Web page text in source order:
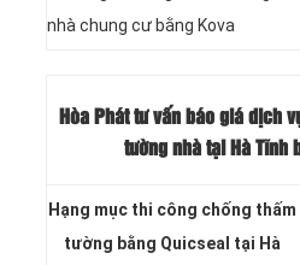
nhà chung cư bằng Kova
Hòa Phát tư vấn báo giá dịch
tường nhà tại Hà Tĩnh
Hạng mục thi công chống thấm
tường bằng Quicseal tại Hà